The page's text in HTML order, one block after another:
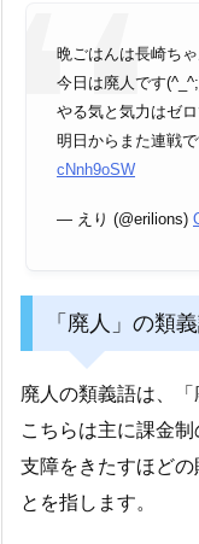
晩ごはんは長崎ちゃ
今日は廃人です
やる気と気力はゼロ
明日からまた連戦
cNnh9oSW
— えり (@erilions)
「廃人」の類
廃人の類義語は、「
こちらは主に課金
支障をきたすほど
とを指します。